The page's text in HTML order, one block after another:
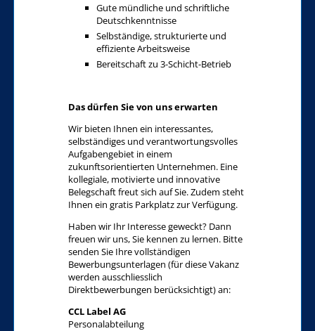
Gute mündliche und schriftliche
Deutschkenntnisse
Selbständige, strukturierte und
effiziente Arbeitsweise
Bereitschaft zu 3-Schicht-Betrieb
Das dürfen Sie von uns erwarten
Wir bieten Ihnen ein interessantes,
selbständiges und verantwortungsvolles
Aufgabengebiet in einem
zukunftsorientierten Unternehmen. Eine
kollegiale, motivierte und innovative
Belegschaft freut sich auf Sie. Zudem steht
Ihnen ein gratis Parkplatz zur Verfügung.
Haben wir Ihr Interesse geweckt? Dann
freuen wir uns, Sie kennen zu lernen. Bitte
senden Sie Ihre vollständigen
Bewerbungsunterlagen (für diese Vakanz
werden ausschliesslich
Direktbewerbungen berücksichtigt) an:
CCL Label AG
Personalabteilung